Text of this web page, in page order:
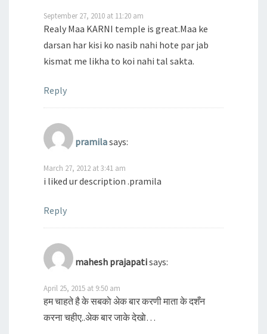
September 27, 2010 at 11:20 am
Realy Maa KARNI temple is great.Maa ke
darsan har kisi ko nasib nahi hote par jab
kismat me likha to koi nahi tal sakta.
Reply
pramilasays:
March 27, 2012 at 3:41 am
i liked ur description .pramila
Reply
mahesh prajapatisays:
April 25, 2015 at 9:50 am
हम चाहते है के सबकाे अेक बार करणी माता के दशँन
करना चहीए..अेक बार जाके देखाे…